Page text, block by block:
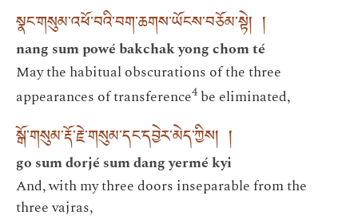
སྣང་གསུམ་འཕོ་བའི་བག་ཆགས་ཡོངས་བཅོམ་སྟེ། །
nang sum powé bakchak yong chom té
May the habitual obscurations of the three
appearances of transference4be eliminated,
སྒོ་གསུམ་རྡོ་རྗེ་གསུམ་དང་དབྱེར་མེད་ཀྱིས། །
go sum dorjé sum dang yermé kyi
And, with my three doors inseparable from the
three vajras,